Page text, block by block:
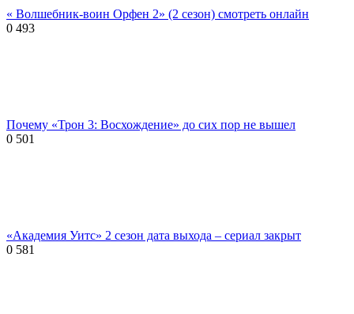
« Волшебник-воин Орфен 2» (2 сезон) смотреть онлайн
0 493
Почему «Трон 3: Восхождение» до сих пор не вышел
0 501
«Академия Уитс» 2 сезон дата выхода – сериал закрыт
0 581